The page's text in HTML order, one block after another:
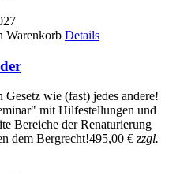
Warenkorb Details
Gesetz wie (fast) jedes andere!
mit Hilfestellungen und
Bereiche der Renaturierung
dem Bergrecht!495,00 € zzgl.